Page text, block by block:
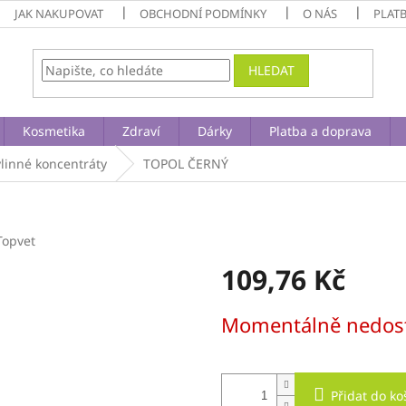
JAK NAKUPOVAT OBCHODNÍ PODMÍNKY O NÁS
HLEDAT
Kosmetika Zdraví Dárky Platba a doprava
koncentráty TOPOL ČERNÝ
109,76 Kč
cena:
Momentálně
Přidat do